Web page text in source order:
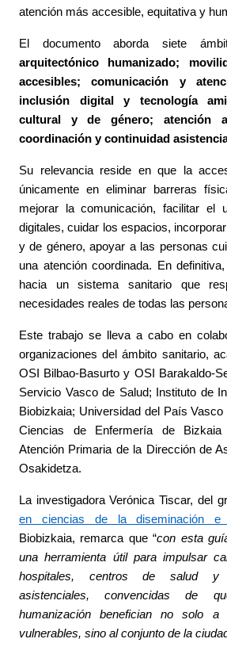
atención más accesible, equitativa y
El documento aborda siete
arquitectónico humanizado;
accesibles; comunicación y
inclusión digital y tecnología
cultural y de género; atención
coordinación y continuidad
Su relevancia reside en que la
únicamente en eliminar barreras
mejorar la comunicación, facilitar el
digitales, cuidar los espacios,
y de género, apoyar a las personas
una atención coordinada. En
hacia un sistema sanitario que
necesidades reales de todas las
Este trabajo se lleva a cabo en
organizaciones del ámbito sanitario,
OSI Bilbao-Basurto y OSI Barakaldo-
Servicio Vasco de Salud; Instituto de
Biobizkaia; Universidad del País
Ciencias de Enfermería de
Atención Primaria de la Dirección de
Osakidetza.
La investigadora Verónica Tiscar, del
en ciencias de la diseminación e
Biobizkaia, remarca que “con esta
una herramienta útil para impulsar
hospitales, centros de salud y
asistenciales, convencidas de
humanización benefician no solo
vulnerables, sino al conjunto de la